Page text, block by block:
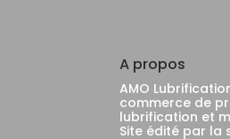
A propos
AMO
commerce de
lubrification et
Site édité par la